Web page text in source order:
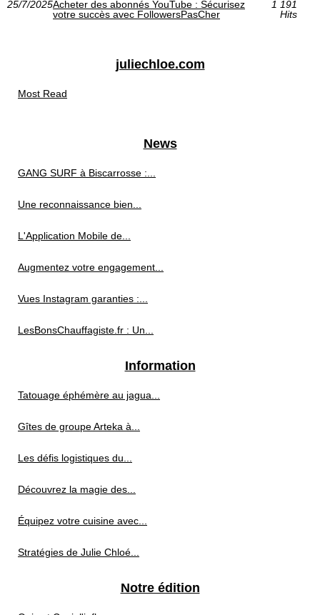
25/7/2025Acheter des abonnés YouTube : Sécurisez
votre succès avec FollowersPasCher
1 191
Hits
juliechloe.com
Most Read
News
GANG SURF à Biscarrosse :...
Une reconnaissance bien...
L'Application Mobile de...
Augmentez votre engagement...
Vues Instagram garanties :...
LesBonsChauffagiste.fr : Un...
Information
Tatouage éphémère au jagua...
Gîtes de groupe Arteka à...
Les défis logistiques du...
Découvrez la magie des...
Équipez votre cuisine avec...
Stratégies de Julie Chloé...
Notre édition